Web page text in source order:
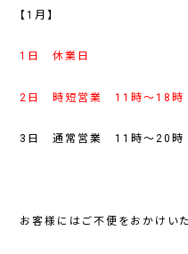
【1月】
1日 休業日
2日 時短営業 11時～18時
3日 通常営業 11時～20時
お客様にはご不便をおかけいた